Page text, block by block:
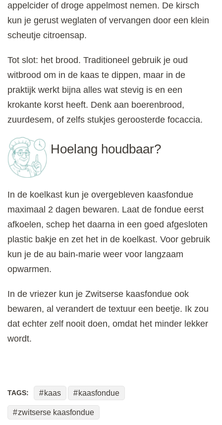
appelcider of droge appelmost nemen. De kirsch
kun je gerust weglaten of vervangen door een klein
scheutje citroensap.
Tot slot: het brood. Traditioneel gebruik je oud
witbrood om in de kaas te dippen, maar in de
praktijk werkt bijna alles wat stevig is en een
krokante korst heeft. Denk aan boerenbrood,
zuurdesem, of zelfs stukjes geroosterde focaccia.
Hoelang houdbaar?
In de koelkast kun je overgebleven kaasfondue
maximaal 2 dagen bewaren. Laat de fondue eerst
afkoelen, schep het daarna in een goed afgesloten
plastic bakje en zet het in de koelkast. Voor gebruik
kun je de au bain-marie weer voor langzaam
opwarmen.
In de vriezer kun je Zwitserse kaasfondue ook
bewaren, al verandert de textuur een beetje. Ik zou
dat echter zelf nooit doen, omdat het minder lekker
wordt.
TAGS: kaas kaasfondue
zwitserse kaasfondue